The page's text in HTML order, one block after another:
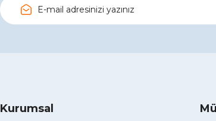
Kurumsal